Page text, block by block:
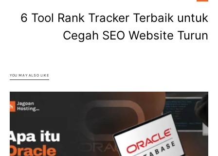
6 Tool Rank Tracker Terbaik untuk
Cegah SEO Website Turun
YOU MAY ALSO LIKE